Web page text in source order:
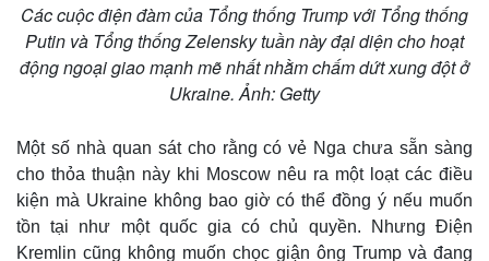
Các cuộc điện đàm của Tổng thống Trump với Tổng thống
Putin và Tổng thống Zelensky tuần này đại diện cho hoạt
động ngoại giao mạnh mẽ nhất nhằm chấm dứt xung đột ở
Ukraine. Ảnh: Getty
Một số nhà quan sát cho rằng có vẻ Nga chưa sẵn sàng
cho thỏa thuận này khi Moscow nêu ra một loạt các điều
kiện mà Ukraine không bao giờ có thể đồng ý nếu muốn
tồn tại như một quốc gia có chủ quyền. Nhưng Điện
Kremlin cũng không muốn chọc giận ông Trump và đang